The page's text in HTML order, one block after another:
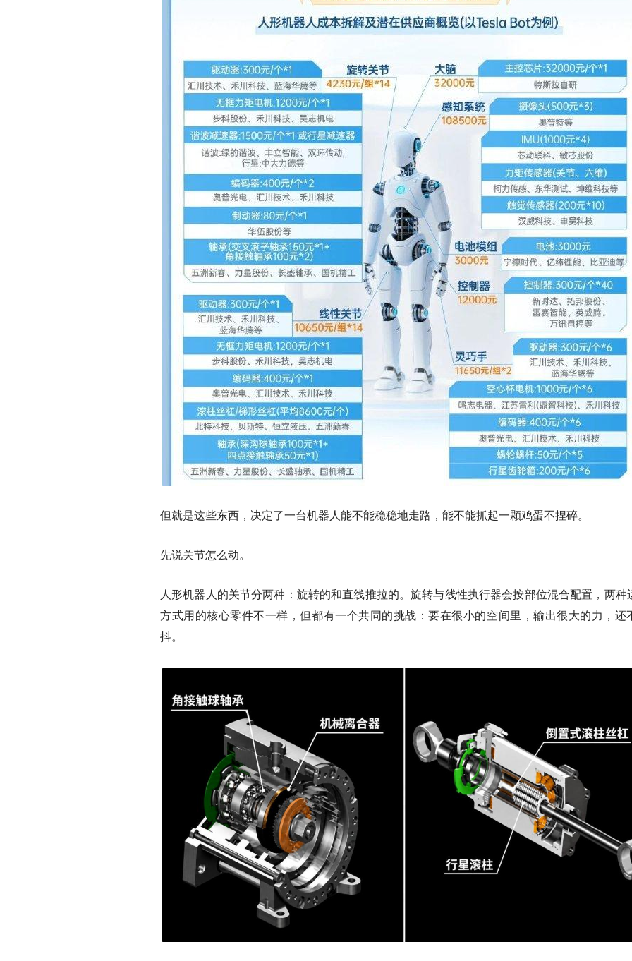
但就是这些东西，决定了一台机器人能不能稳稳地走路，能不能抓起一颗鸡蛋不捏碎。
先说关节怎么动。
人形机器人的关节分两种： 旋转的和直线推拉的。旋转与线性执行器会按部位混合配置，两种
方式用的核心零件不一样，但都有一个共同的挑战：要在很小的空间里，输出很大的力，还
抖。